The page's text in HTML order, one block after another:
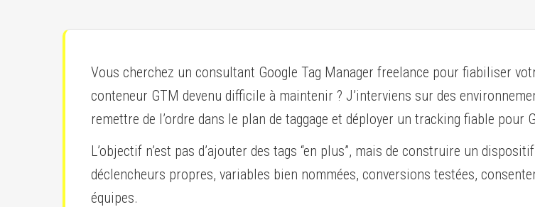
Vous cherchez un consultant Google Tag Manager freelance pour fiabiliser
conteneur GTM devenu difficile à maintenir ? J’interviens sur des
remettre de l’ordre dans le plan de taggage et déployer un tracking fiable pour
L’objectif n’est pas d’ajouter des tags “en plus”, mais de construire un
déclencheurs propres, variables bien nommées, conversions testées,
équipes.